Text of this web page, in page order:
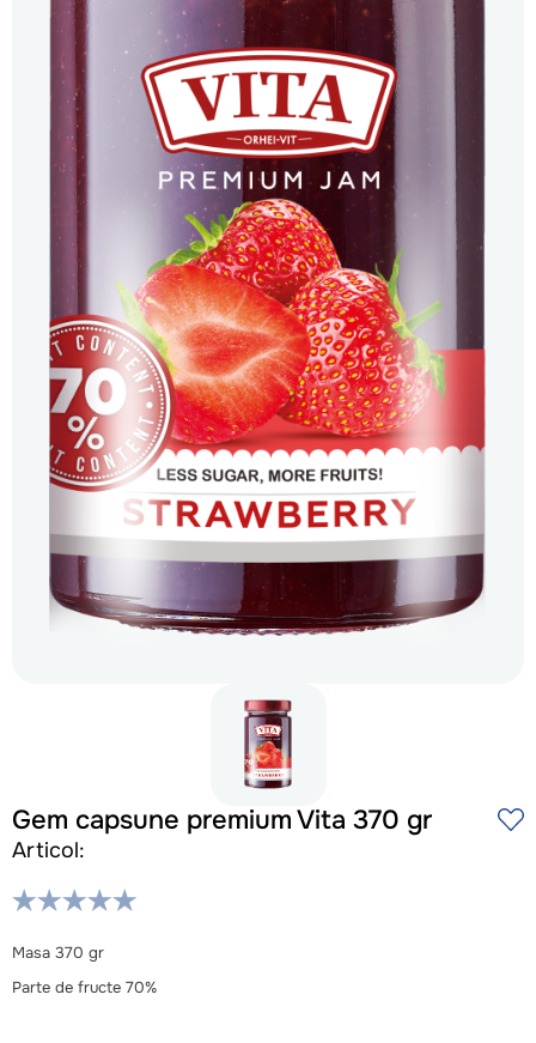
Gem capsune premium Vita 370 gr
Articol:
Masa 370 gr
Parte de fructe 70%